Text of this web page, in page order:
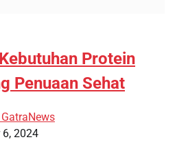
Protein
Penuaan Sehat
6, 2024